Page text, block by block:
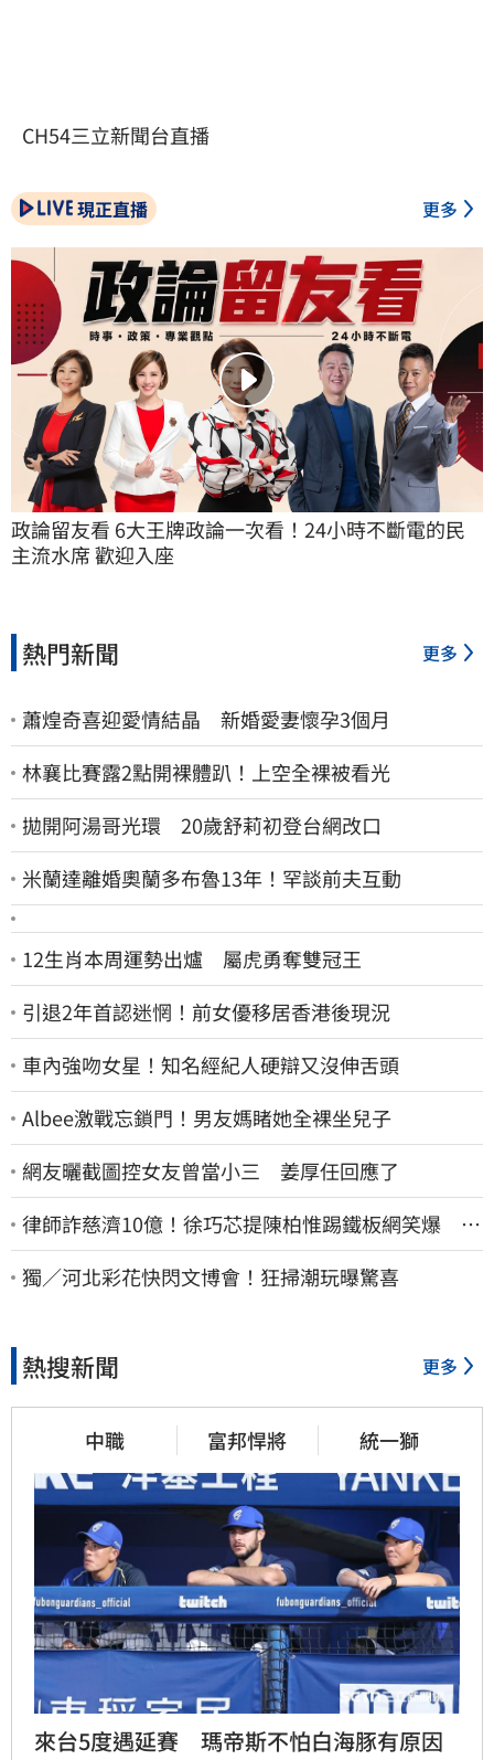
CH54三立新聞台直播
現正直播 更多
政論留友看 6大王牌政論一次看！24小時不斷電的民
主流水席 歡迎入座
熱門新聞 更多
蕭煌奇喜迎愛情結晶 新婚愛妻懷孕3個月
林襄比賽露2點開裸體趴！上空全裸被看光
拋開阿湯哥光環 20歲舒莉初登台網改口
米蘭達離婚奧蘭多布魯13年！罕談前夫互動
12生肖本周運勢出爐 屬虎勇奪雙冠王
引退2年首認迷惘！前女優移居香港後現況
車內強吻女星！知名經紀人硬辯又沒伸舌頭
Albee激戰忘鎖門！男友媽睹她全裸坐兒子
網友曬截圖控女友曾當小三 姜厚任回應了
律師詐慈濟10億！徐巧芯提陳柏惟踢鐵板網笑爆 律
師再曬1照補刀
獨／河北彩花快閃文博會！狂掃潮玩曝驚喜
熱搜新聞 更多
中職 富邦悍將 統一獅
來台5度遇延賽　瑪帝斯不怕白海豚有原因